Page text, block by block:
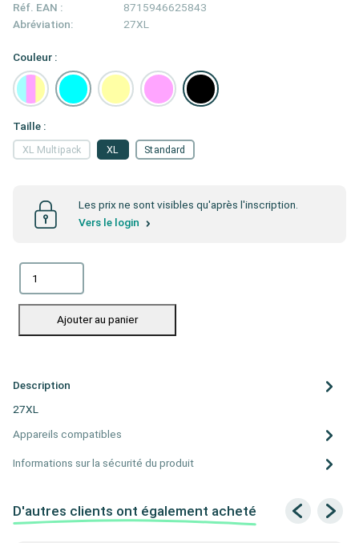
Réf. EAN :
8715946625843
Abréviation:
27XL
Couleur :
Taille :
Standard
XL Multipack XL
Les prix ne sont visibles qu'après l'inscription.
Vers le login
Ajouter au panier
Description
27XL
Appareils compatibles
Informations sur la sécurité du produit
D'autres clients ont également acheté